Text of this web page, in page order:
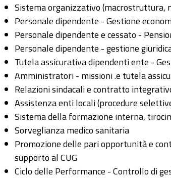
Sistema organizzativo
Personale dipendente - Gestione
Personale dipendente e cessato -
Personale dipendente - gestione
Tutela assicurativa dipendenti ente -
Amministratori - missioni .e tutela
Relazioni sindacali e contratto
Assistenza enti locali (procedure
Sistema della formazione interna,
Sorveglianza medico sanitaria
Promozione delle pari opportunità e
supporto al CUG
Ciclo delle Performance - Controllo di